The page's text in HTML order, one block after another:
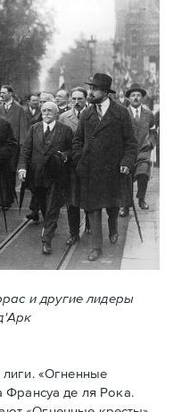
и другие лидеры
«Огненные
Франсуа де ля Рока.